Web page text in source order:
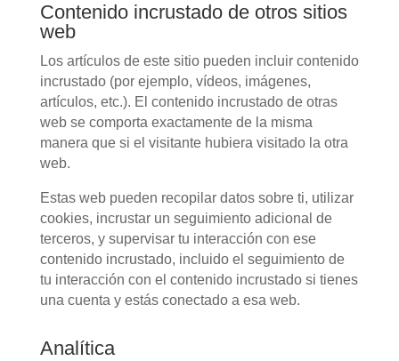
Contenido incrustado de otros sitios
web
Los artículos de este sitio pueden incluir contenido
incrustado (por ejemplo, vídeos, imágenes,
artículos, etc.). El contenido incrustado de otras
web se comporta exactamente de la misma
manera que si el visitante hubiera visitado la otra
web.
Estas web pueden recopilar datos sobre ti, utilizar
cookies, incrustar un seguimiento adicional de
terceros, y supervisar tu interacción con ese
contenido incrustado, incluido el seguimiento de
tu interacción con el contenido incrustado si tienes
una cuenta y estás conectado a esa web.
Analítica